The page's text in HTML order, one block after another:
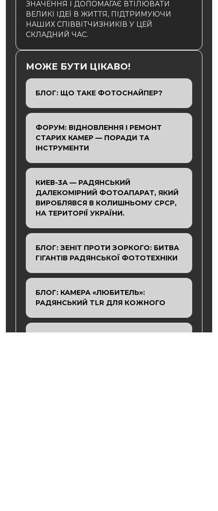
ЗНАЧЕННЯ І ДОПОМАГАЄ ВТІЛЮВАТИ
ВЕЛИКІ ІДЕЇ В ЖИТТЯ, ПІДТРИМУЮЧИ
НАШИХ СПІВВІТЧИЗНИКІВ У ЦЕЙ
СКЛАДНИЙ ЧАС.
МОЖЕ БУТИ ЦІКАВО!
БЛОГ: ЩО ТАКЕ ФОТОСНАЙПЕР?
ФОРУМ: ВІДНОВЛЕННЯ І РЕМОНТ
СТАРИХ КАМЕР — ПОРАДИ ТА
ІНСТРУМЕНТИ
КИЕВ-3А — РАДЯНСЬКИЙ
ДАЛЕКОМІРНИЙ ФОТОАПАРАТ, ЯКИЙ
ВИРОБЛЯВСЯ В КОЛИШНЬОМУ СРСР,
НА ТЕРИТОРІЇ УКРАЇНИ.
БЛОГ: ЗЕНІТ ПРОТИ ЗОРКОГО: БИТВА
ГІГАНТІВ РАДЯНСЬКОЇ ФОТОТЕХНІКИ
БЛОГ: КАМЕРА «ЛЮБИТЕЛЬ»:
РАДЯНСЬКИЙ TLR ДЛЯ КОЖНОГО